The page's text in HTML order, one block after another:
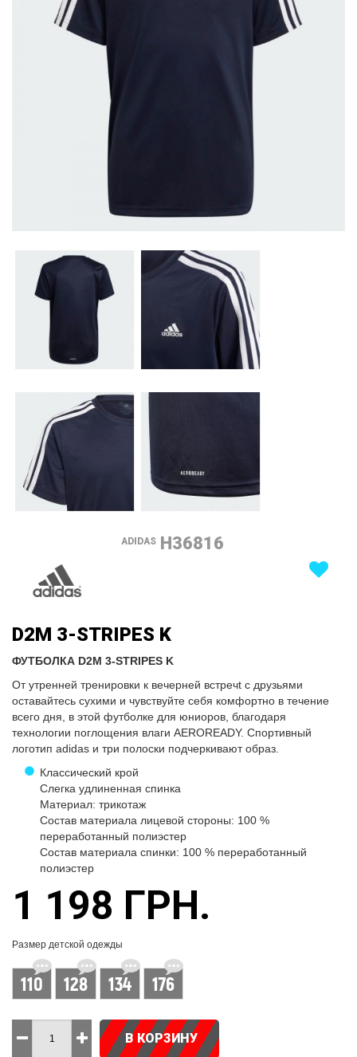
ADIDAS H36816
D2M 3-STRIPES K
ФУТБОЛКА D2M 3-STRIPES K
От утренней тренировки к вечерней встречt с друзьями
оставайтесь сухими и чувствуйте себя комфортно в течение
всего дня, в этой футболке для юниоров, благодаря
технологии поглощения влаги AEROREADY. Спортивный
логотип adidas и три полоски подчеркивают образ.
Классический крой
Слегка удлиненная спинка
Материал: трикотаж
Состав материала лицевой стороны: 100 %
переработанный полиэстер
Состав материала спинки: 100 % переработанный
полиэстер
1 198 ГРН.
Размер детской одежды
110 128 134 176
В КОРЗИНУ